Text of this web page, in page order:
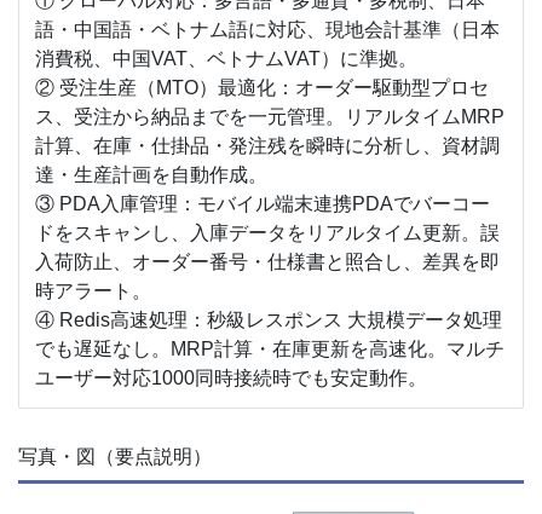
語・中国語・ベトナム語に対応、現地会計基準（日本
消費税、中国VAT、ベトナムVAT）に準拠。
② 受注生産（MTO）最適化：オーダー駆動型プロセ
ス、受注から納品までを一元管理。リアルタイムMRP
計算、在庫・仕掛品・発注残を瞬時に分析し、資材調
達・生産計画を自動作成。
③ PDA入庫管理：モバイル端末連携PDAでバーコー
ドをスキャンし、入庫データをリアルタイム更新。誤
入荷防止、オーダー番号・仕様書と照合し、差異を即
時アラート。
④ Redis高速処理：秒級レスポンス 大規模データ処理
でも遅延なし。MRP計算・在庫更新を高速化。マルチ
ユーザー対応1000同時接続時でも安定動作。
写真・図（要点説明）